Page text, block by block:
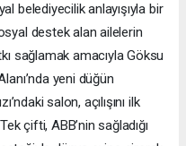
belediyecilik anlayışıyla bir
destek alan ailelerin
sağlamak amacıyla Göksu
yeni düğün
salon, açılışını ilk
çifti, ABB’nin sağladığı